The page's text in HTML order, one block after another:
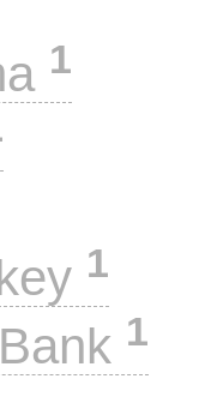
1
1
1